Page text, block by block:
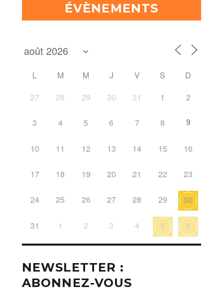
ÉVÈNEMENTS
L M M J V S
D
27
28 29 30 31 1 2
3 4 5 6 7 8 9
10 11 12 13 14 15 16
17 18 19 20 21 22 23
24 25 26 27 28 29 30
31 1 2 3 4 5 6
NEWSLETTER :
ABONNEZ-VOUS